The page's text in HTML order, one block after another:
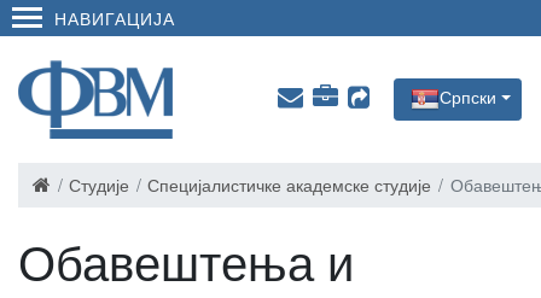
НАВИГАЦИЈА
Српски
Студије Специјалистичке академске студије
Обавештења и